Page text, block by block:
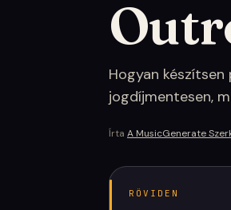
Hogyan
jogdíjmentesen,
Írta A MusicGenerate
RÖVIDEN